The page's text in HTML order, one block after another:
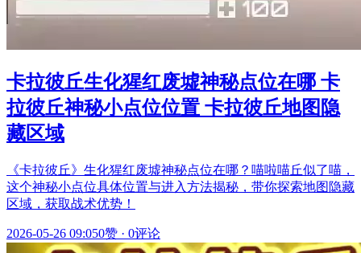
卡拉彼丘生化猩红废墟神秘点位在哪 卡
拉彼丘神秘小点位位置 卡拉彼丘地图隐
藏区域
《卡拉彼丘》生化猩红废墟神秘点位在哪？喵啦喵丘似了喵，
这个神秘小点位具体位置与进入方法揭秘，带你探索地图隐藏
区域，获取战术优势！
2026-05-26 09:050赞 · 0评论